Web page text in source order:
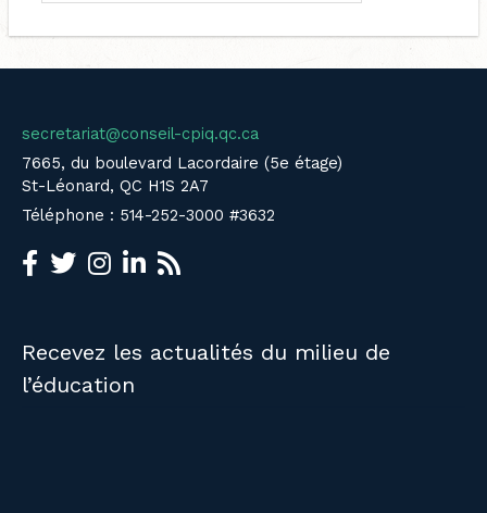
secretariat@conseil-cpiq.qc.ca
7665, du boulevard Lacordaire (5e étage)
St-Léonard, QC H1S 2A7
Téléphone : 514-252-3000 #3632
Recevez les actualités du milieu de
l’éducation